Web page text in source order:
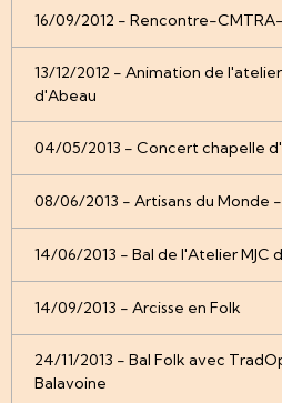
16/09/2012 - Rencontre-
13/12/2012 - Animation de
d'Abeau
04/05/2013 - Concert chapelle
08/06/2013 - Artisans du Monde
14/06/2013 - Bal de l'Atelier MJC
14/09/2013 - Arcisse en Folk
24/11/2013 - Bal Folk avec
Balavoine